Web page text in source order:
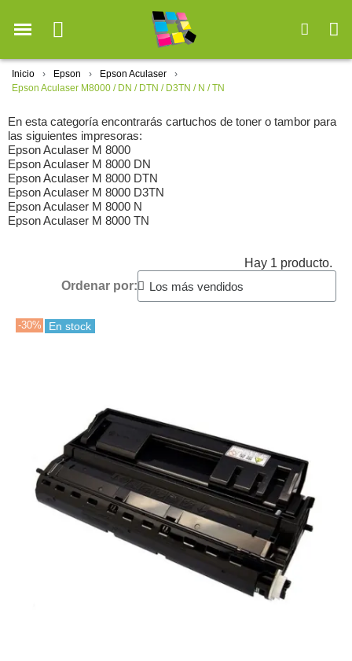
Inicio Epson
Epson Aculaser
Epson Aculaser M8000 / DN / DTN / D3TN / N / TN
En esta categoría encontrarás cartuchos de toner o tambor para
las siguientes impresoras:
Epson Aculaser M 8000
Epson Aculaser M 8000 DN
Epson Aculaser M 8000 DTN
Epson Aculaser M 8000 D3TN
Epson Aculaser M 8000 N
Epson Aculaser M 8000 TN
Hay 1 producto.
Ordenar por:
-30% En stock